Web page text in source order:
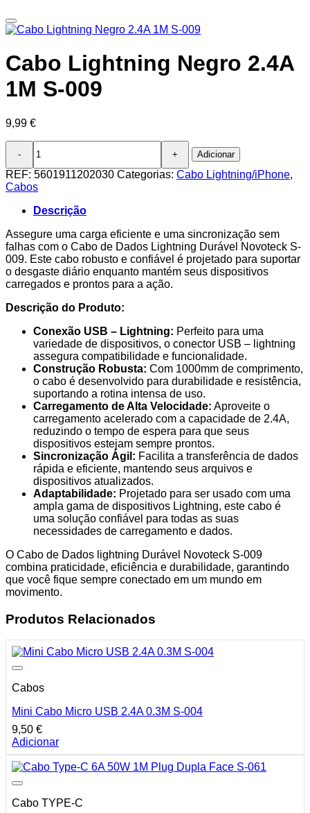
Cabo Lightning Negro 2.4A
1M S-009
9,99 €
Quantidade
Cabo
Lightning
Negro
2.4A
S-
009
Adicionar
REF: 5601911202030 Categorias: Cabo Lightning/iPhone,
Cabos
Descrição
Assegure uma carga eficiente e uma sincronização sem
falhas com o Cabo de Dados Lightning Durável Novoteck S-
009. Este cabo robusto e confiável é projetado para suportar
o desgaste diário enquanto mantém seus dispositivos
carregados e prontos para a ação.
Descrição do Produto:
Conexão USB – Lightning: Perfeito para uma
variedade de dispositivos, o conector USB – lightning
assegura compatibilidade e funcionalidade.
Construção Robusta: Com 1000mm de comprimento,
o cabo é desenvolvido para durabilidade e resistência,
suportando a rotina intensa de uso.
Carregamento de Alta Velocidade: Aproveite o
carregamento acelerado com a capacidade de 2.4A,
reduzindo o tempo de espera para que seus
dispositivos estejam sempre prontos.
Sincronização Ágil: Facilita a transferência de dados
rápida e eficiente, mantendo seus arquivos e
dispositivos atualizados.
Adaptabilidade: Projetado para ser usado com uma
ampla gama de dispositivos Lightning, este cabo é
uma solução confiável para todas as suas
necessidades de carregamento e dados.
O Cabo de Dados lightning Durável Novoteck S-009
combina praticidade, eficiência e durabilidade, garantindo
que você fique sempre conectado em um mundo em
movimento.
Produtos Relacionados
Cabos
Mini Cabo Micro USB 2.4A 0.3M S-004
9,50 €
Adicionar
Cabo TYPE-C